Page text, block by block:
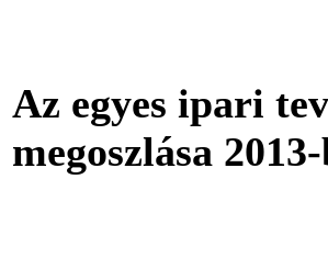
Az egyes ipari
megoszlása